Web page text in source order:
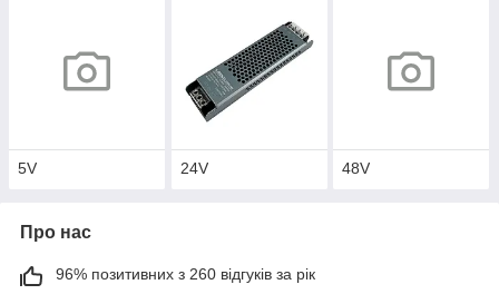
5V 24V 48V
Про нас
96% позитивних з 260 відгуків за рік